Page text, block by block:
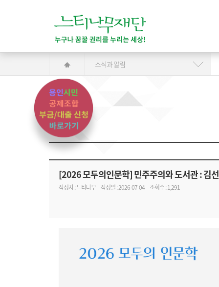
소식과 알림
[2026 모두의인문학] 민주주의와 도서관 : 김
작성자 : 느티나무 작성일 : 2026-07-04 조회수 : 1,291